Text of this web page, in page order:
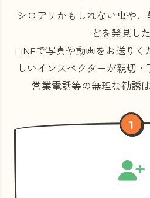
シロアリかもしれない虫や
どを発見した
LINEで写真や動画をお送りく
しいインスペクターが親切・
営業電話等の無理な勧誘
1